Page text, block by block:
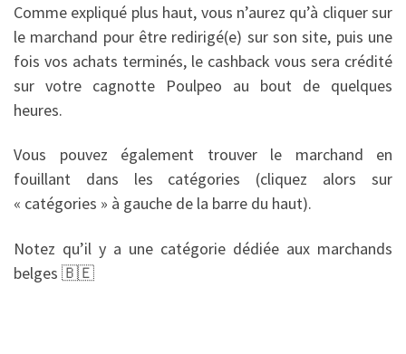
Comme expliqué plus haut, vous n’aurez qu’à cliquer sur
le marchand pour être redirigé(e) sur son site, puis une
fois vos achats terminés, le cashback vous sera crédité
sur votre cagnotte Poulpeo au bout de quelques
heures.
Vous pouvez également trouver le marchand en
fouillant dans les catégories (cliquez alors sur
« catégories » à gauche de la barre du haut).
Notez qu’il y a une catégorie dédiée aux marchands
belges 🇧🇪